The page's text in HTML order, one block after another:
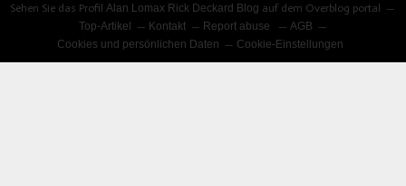
Sehen Sie das ProfilAlan Lomax Rick Deckard Blog auf dem Overblog portal
Top-Artikel
Kontakt Report abuse
AGB
Cookies und persönlichen Daten
Cookie-Einstellungen